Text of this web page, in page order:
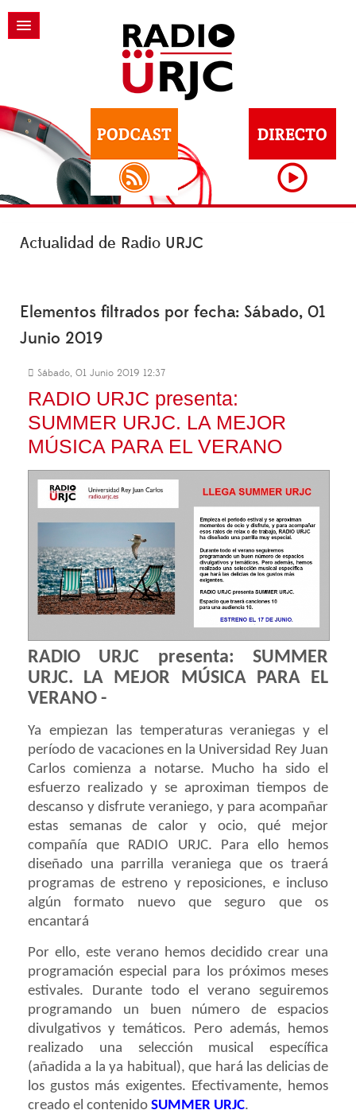
Actualidad de Radio URJC
Elementos filtrados por fecha: Sábado, 01
Junio 2019
Sábado, 01 Junio 2019 12:37
RADIO URJC presenta:
SUMMER URJC. LA MEJOR
MÚSICA PARA EL VERANO
RADIO URJC presenta: SUMMER
URJC. LA MEJOR MÚSICA PARA EL
VERANO -
Ya empiezan las temperaturas veraniegas y el
período de vacaciones en la Universidad Rey Juan
Carlos comienza a notarse. Mucho ha sido el
esfuerzo realizado y se aproximan tiempos de
descanso y disfrute veraniego, y para acompañar
estas semanas de calor y ocio, qué mejor
compañía que RADIO URJC. Para ello hemos
diseñado una parrilla veraniega que os traerá
programas de estreno y reposiciones, e incluso
algún formato nuevo que seguro que os
encantará
Por ello, este verano hemos decidido crear una
programación especial para los próximos meses
estivales. Durante todo el verano seguiremos
programando un buen número de espacios
divulgativos y temáticos. Pero además, hemos
realizado una selección musical específica
(añadida a la ya habitual), que hará las delicias de
los gustos más exigentes. Efectivamente, hemos
creado el contenido SUMMER URJC.